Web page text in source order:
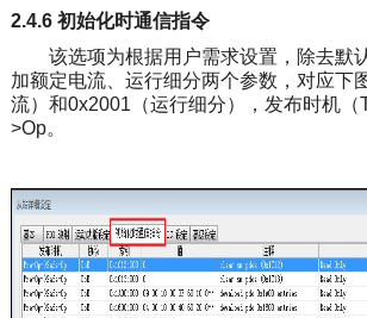
2.4.6 初始化时通信指令
该选项为根据用户需求设置，除去默
加额定电流、运行细分两个参数，对应下
流）和0x2001（运行细分），发布时机（
>Op。